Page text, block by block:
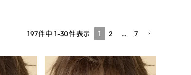
197件中 1-30件表示 1 2 … 7